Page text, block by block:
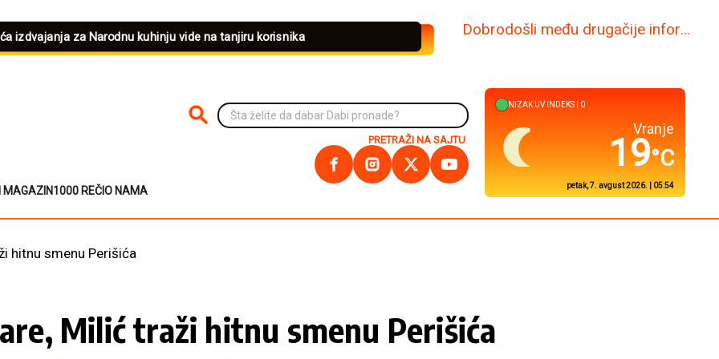
izdvajanja za Narodnu kuhinju vide na tanjiru korisnika www.dabi.rs
MAGAZIN1000 REČIO NAMA
PRETRAŽI NA SAJTU
PRETRAŽI NA SAJTU
NIZAKUV INDEKS | 0
Kuršumlija
19°C
petak, 7. avgust 2026. | 05:54
hitnu smenu Perišića
Milić traži hitnu smenu Perišića